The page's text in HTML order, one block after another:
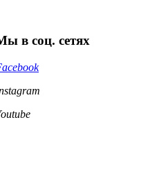
в соц. сетях